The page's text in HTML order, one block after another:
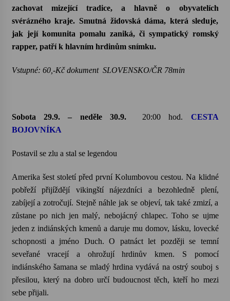
zachovat mizející tradice, a hlavně o obyvatelích
svérázného kraje. Smutná židovská dáma, která sleduje,
jak její komunita pomalu zaniká, či sympatický romský
rapper, patří k hlavním hrdinům snímku.
Vstupné: 60,-Kč dokument SLOVENSKO/ČR 78min
Sobota 29.9. – neděle 30.9. 20:00 hod. CESTA
BOJOVNÍKA
Postavil se zlu a stal se legendou
Amerika šest století před první Kolumbovou cestou. Na klidné
pobřeží přijíždějí vikingští nájezdníci a bezohledně plení,
zabíjejí a zotročují. Stejně náhle jak se objeví, tak také zmizí, a
zůstane po nich jen malý, nebojácný chlapec. Toho se ujme
jeden z indiánských kmenů a daruje mu domov, lásku, lovecké
schopnosti a jméno Duch. O patnáct let později se temní
seveřané vracejí a ohrožují hrdinův kmen. S pomocí
indiánského šamana se mladý hrdina vydává na ostrý souboj s
přesilou, který na dobro určí budoucnost těch, kteří ho mezi
sebe přijali.